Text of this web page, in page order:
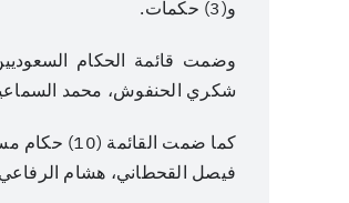
و(3) حكمات.
شكري الحنفوش، محمد
كما ضمت
فيصل القحطاني، هشام